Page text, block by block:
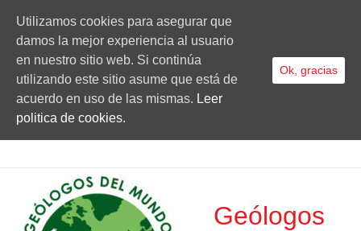
Geólogos
Utilizamos cookies para asegurar que
damos la mejor experiencia al usuario
en nuestro sitio web. Si continúa
utilizando este sitio asume que está de
acuerdo en uso de las mismas. Leer
politica de cookies.
Ok, gracias